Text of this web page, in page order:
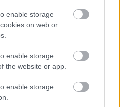
enable storage
on web or
enable storage
the website or app.
enable storage